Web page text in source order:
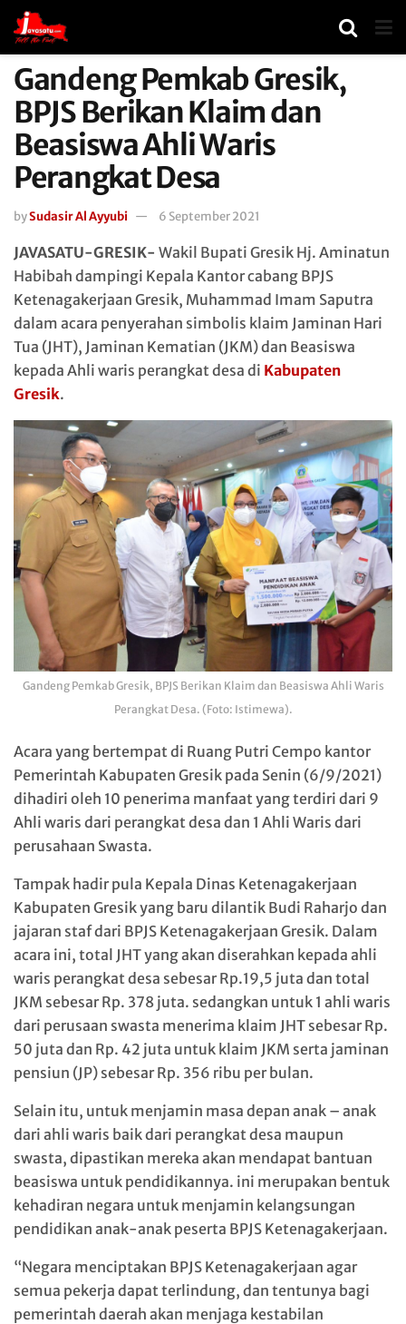
Gandeng Pemkab Gresik,
BPJS Berikan Klaim dan
Beasiswa Ahli Waris
Perangkat Desa
bySudasir Al Ayyubi 6 September 2021
JAVASATU-GRESIK- Wakil Bupati Gresik Hj. Aminatun
Habibah dampingi Kepala Kantor cabang BPJS
Ketenagakerjaan Gresik, Muhammad Imam Saputra
dalam acara penyerahan simbolis klaim Jaminan Hari
Tua (JHT), Jaminan Kematian (JKM) dan Beasiswa
kepada Ahli waris perangkat desa di Kabupaten
Gresik.
Gandeng Pemkab Gresik, BPJS Berikan Klaim dan Beasiswa Ahli Waris
Perangkat Desa. (Foto: Istimewa).
Acara yang bertempat di Ruang Putri Cempo kantor
Pemerintah Kabupaten Gresik pada Senin (6/9/2021)
dihadiri oleh 10 penerima manfaat yang terdiri dari 9
Ahli waris dari perangkat desa dan 1 Ahli Waris dari
perusahaan Swasta.
Tampak hadir pula Kepala Dinas Ketenagakerjaan
Kabupaten Gresik yang baru dilantik Budi Raharjo dan
jajaran staf dari BPJS Ketenagakerjaan Gresik. Dalam
acara ini, total JHT yang akan diserahkan kepada ahli
waris perangkat desa sebesar Rp.19,5 juta dan total
JKM sebesar Rp. 378 juta. sedangkan untuk 1 ahli waris
dari perusaan swasta menerima klaim JHT sebesar Rp.
50 juta dan Rp. 42 juta untuk klaim JKM serta jaminan
pensiun (JP) sebesar Rp. 356 ribu per bulan.
Selain itu, untuk menjamin masa depan anak – anak
dari ahli waris baik dari perangkat desa maupun
swasta, dipastikan mereka akan mendapat bantuan
beasiswa untuk pendidikannya. ini merupakan bentuk
kehadiran negara untuk menjamin kelangsungan
pendidikan anak-anak peserta BPJS Ketenagakerjaan.
“Negara menciptakan BPJS Ketenagakerjaan agar
semua pekerja dapat terlindung, dan tentunya bagi
pemerintah daerah akan menjaga kestabilan